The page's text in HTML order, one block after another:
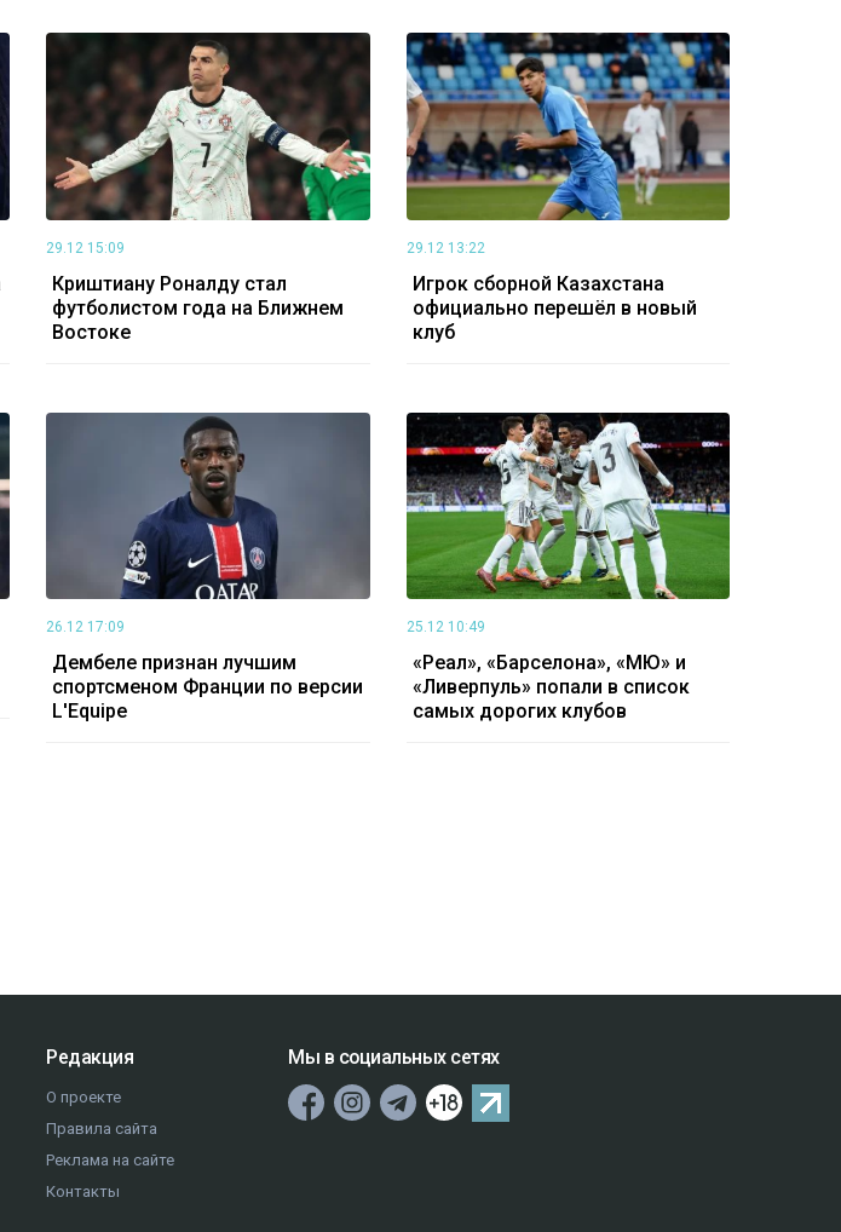
29.12 15:09
Криштиану Роналду стал
футболистом года на Ближнем
Востоке
29.12 13:22
Игрок сборной Казахстана
официально перешёл в новый
клуб
26.12 17:09
Дембеле признан лучшим
спортсменом Франции по версии
L'Equipe
25.12 10:49
«Реал», «Барселона», «МЮ» и
«Ливерпуль» попали в список
самых дорогих клубов
Редакция
О проекте
Правила сайта
Реклама на сайте
Контакты
Мы в социальных сетях